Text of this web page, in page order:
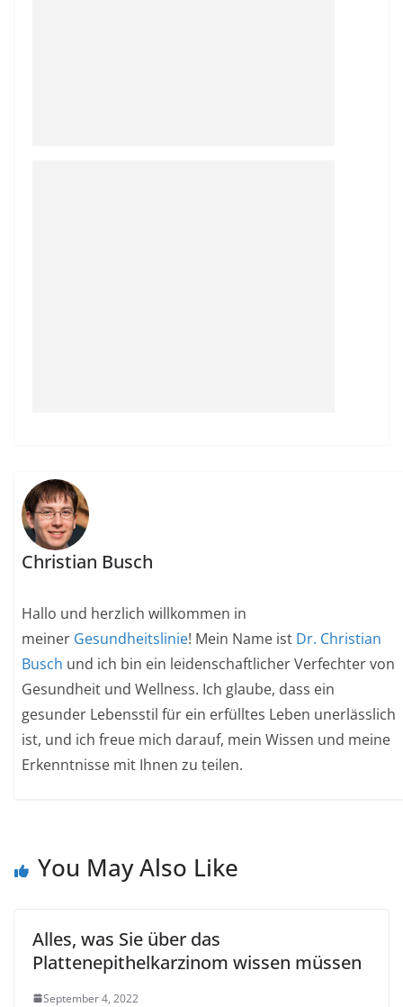
Christian Busch
Hallo und herzlich willkommen in
meiner Gesundheitslinie! Mein Name ist Dr. Christian
Busch und ich bin ein leidenschaftlicher Verfechter von
Gesundheit und Wellness. Ich glaube, dass ein
gesunder Lebensstil für ein erfülltes Leben unerlässlich
ist, und ich freue mich darauf, mein Wissen und meine
Erkenntnisse mit Ihnen zu teilen.
You May Also Like
Alles, was Sie über das
Plattenepithelkarzinom wissen müssen
September 4, 2022